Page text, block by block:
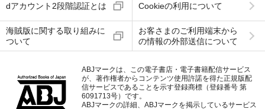
dアカウント2段階認証とは Cookieの利用について
海賊版に関する取り組みに
ついて
お客さまのご利用端末から
の情報の外部送信について
ABJマークは、この電子書店・電子書籍配信サービス
が、著作権者からコンテンツ使用許諾を得た正規版配
信サービスであることを示す登録商標（登録番号 第
6091713号）です。
ABJマークの詳細、ABJマークを掲示しているサービス